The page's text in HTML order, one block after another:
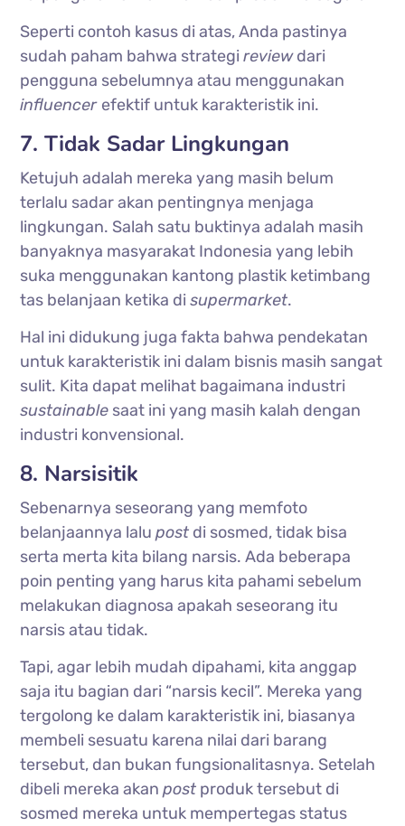
Seperti contoh kasus di atas, Anda pastinya
sudah paham bahwa strategireviewdari
pengguna sebelumnya atau menggunakan
influencer efektif untuk karakteristik ini.
7. Tidak Sadar Lingkungan
Ketujuh adalah mereka yang masih belum
terlalu sadar akan pentingnya menjaga
lingkungan. Salah satu buktinya adalah masih
banyaknya masyarakat Indonesia yang lebih
suka menggunakan kantong plastik ketimbang
tas belanjaan ketika disupermarket.
Hal ini didukung juga fakta bahwa pendekatan
untuk karakteristik ini dalam bisnis masih sangat
sulit. Kita dapat melihat bagaimana industri
sustainable saat ini yang masih kalah dengan
industri konvensional.
8. Narsisitik
Sebenarnya seseorang yang memfoto
belanjaannya lalupost di sosmed, tidak bisa
serta merta kita bilang narsis. Ada beberapa
poin penting yang harus kita pahami sebelum
melakukan diagnosa apakah seseorang itu
narsis atau tidak.
Tapi, agar lebih mudah dipahami, kita anggap
saja itu bagian dari “narsis kecil”. Mereka yang
tergolong ke dalam karakteristik ini, biasanya
membeli sesuatu karena nilai dari barang
tersebut, dan bukan fungsionalitasnya. Setelah
dibeli mereka akanpost produk tersebut di
sosmed mereka untuk mempertegas status